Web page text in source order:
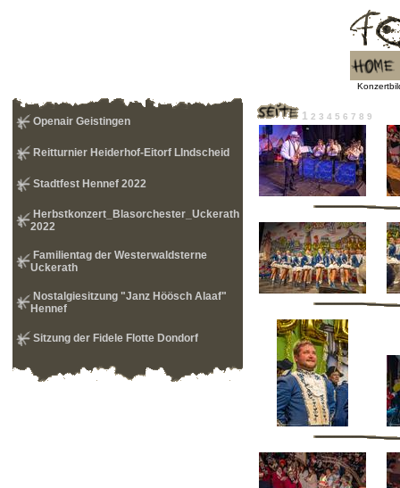
Openair Geistingen
Reitturnier Heiderhof-Eitorf LIndscheid
Stadtfest Hennef 2022
Herbstkonzert_Blasorchester_Uckerath
2022
Familientag der Westerwaldsterne
Uckerath
Nostalgiesitzung "Janz Höösch Alaaf"
Hennef
Sitzung der Fidele Flotte Dondorf
1 2 3 4 5 6 7 8 9